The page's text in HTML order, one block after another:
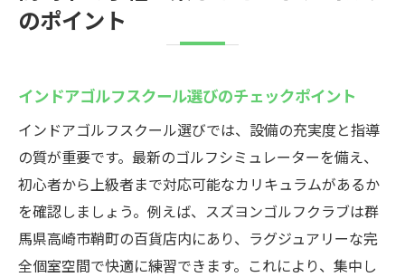
のポイント
インドアゴルフスクール選びのチェックポイント
インドアゴルフスクール選びでは、設備の充実度と指導
の質が重要です。最新のゴルフシミュレーターを備え、
初心者から上級者まで対応可能なカリキュラムがあるか
を確認しましょう。例えば、スズヨンゴルフクラブは群
馬県高崎市鞘町の百貨店内にあり、ラグジュアリーな完
全個室空間で快適に練習できます。これにより、集中し